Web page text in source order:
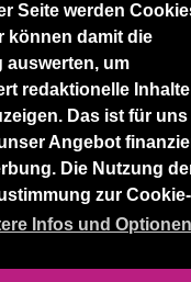
Seite werden
können damit die
auswerten, um
redaktionelle
Das ist für uns
Angebot
Die Nutzung
zur Cookie-
Infos und Optionen
AGB
mit uns auf
anderen